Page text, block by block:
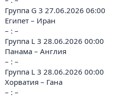
Группа G 3 27.06.2026 06:00
Египет – Иран
– : –
Группа L 3 28.06.2026 00:00
Панама – Англия
– : –
Группа L 3 28.06.2026 00:00
Хорватия – Гана
– : –